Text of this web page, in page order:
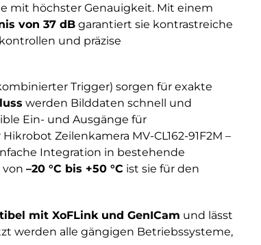
mit höchster Genauigkeit. Mit einem
von 37 dBgarantiert sie kontrastreiche
und präzise
Trigger) sorgen für exakte
werden Bilddaten schnell und
Ein- und Ausgänge für
Zeilenkamera MV-CL162-91F2M –
Integration in bestehende
–20 °C bis +50 °C ist sie für den
mit XoFLink und GenICam und lässt
werden alle gängigen Betriebssysteme,